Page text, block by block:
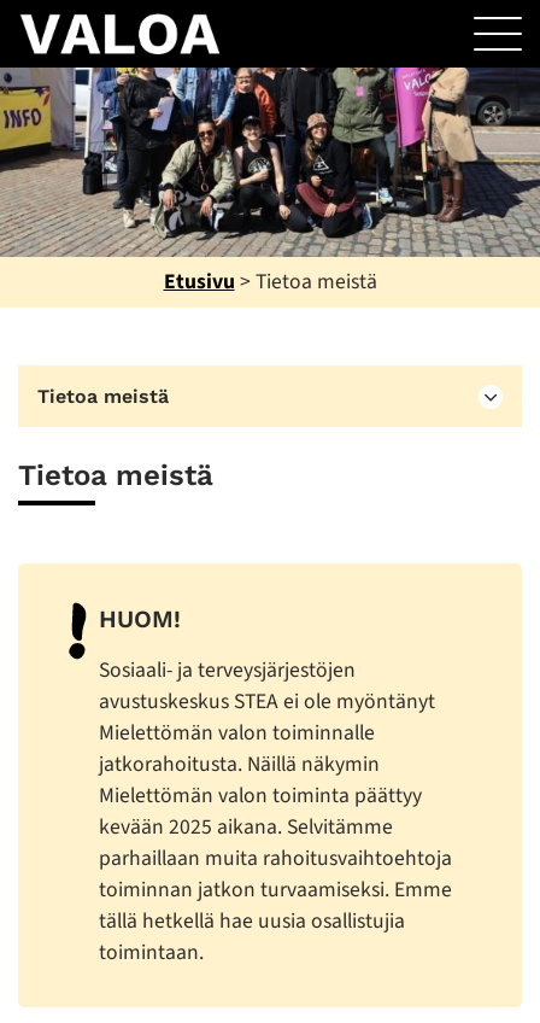
Etusivu > Tietoa meistä
Tietoa meistä
Tietoa meistä
HUOM!
Sosiaali- ja terveysjärjestöjen
avustuskeskus STEA ei ole myöntänyt
Mielettömän valon toiminnalle
jatkorahoitusta. Näillä näkymin
Mielettömän valon toiminta päättyy
kevään 2025 aikana. Selvitämme
parhaillaan muita rahoitusvaihtoehtoja
toiminnan jatkon turvaamiseksi. Emme
tällä hetkellä hae uusia osallistujia
toimintaan.